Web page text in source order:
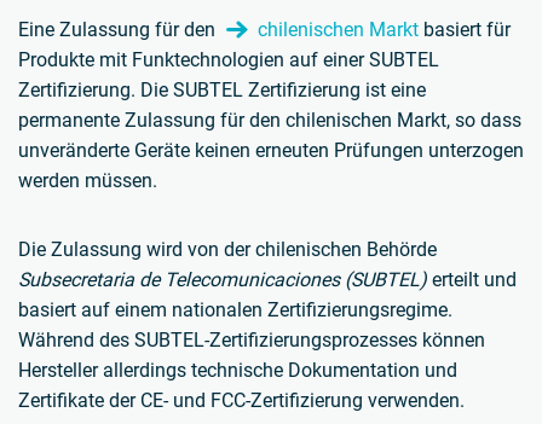
Eine Zulassung für den chilenischen Markt basiert für
Produkte mit Funktechnologien auf einer SUBTEL
Zertifizierung. Die SUBTEL Zertifizierung ist eine
permanente Zulassung für den chilenischen Markt, so dass
unveränderte Geräte keinen erneuten Prüfungen unterzogen
werden müssen.
Die Zulassung wird von der chilenischen Behörde
Subsecretaria de Telecomunicaciones (SUBTEL) erteilt und
basiert auf einem nationalen Zertifizierungsregime.
Während des SUBTEL-Zertifizierungsprozesses können
Hersteller allerdings technische Dokumentation und
Zertifikate der CE- und FCC-Zertifizierung verwenden.